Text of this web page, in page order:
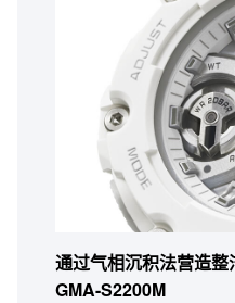
通过气相沉积法营造整
GMA-S2200M